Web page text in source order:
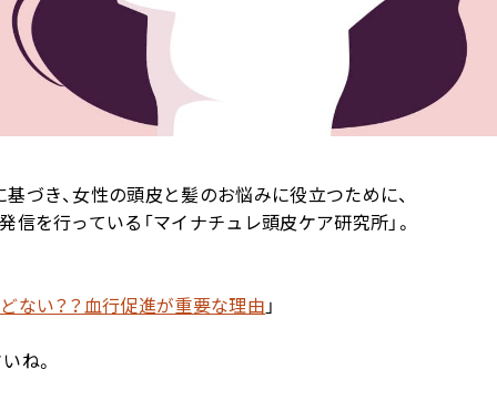
づき、女性の頭皮と髪のお悩みに役立つために、
信を行っている「マイナチュレ頭皮ケア研究所」。
ない？？血行促進が重要な理由 」
ね。